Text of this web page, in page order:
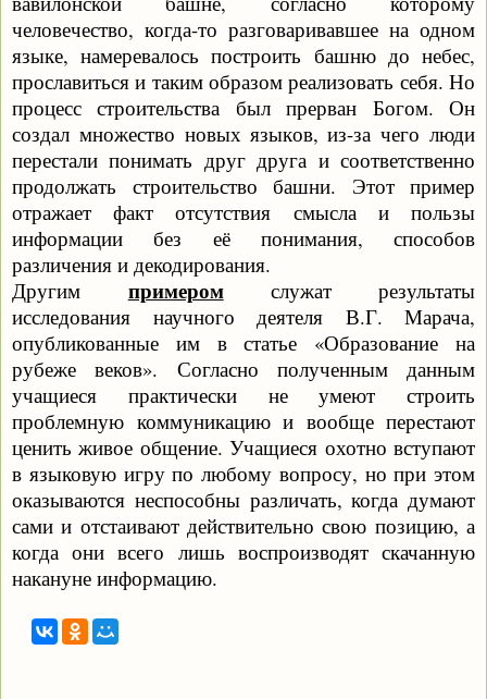
человечество, когда-то разговаривавшее на одном
языке, намеревалось построить башню до небес,
прославиться и таким образом реализовать себя. Но
процесс строительства был прерван Богом. Он
создал множество новых языков, из-за чего люди
перестали понимать друг друга и соответственно
продолжать строительство башни. Этот пример
отражает факт отсутствия смысла и пользы
информации без её понимания, способов
различения и декодирования.
Другим примеромслужат результаты
исследования научного деятеля В.Г. Марача,
опубликованные им в статье «Образование на
рубеже веков». Согласно полученным данным
учащиеся практически не умеют строить
проблемную коммуникацию и вообще перестают
ценить живое общение. Учащиеся охотно вступают
в языковую игру по любому вопросу, но при этом
оказываются неспособны различать, когда думают
сами и отстаивают действительно свою позицию, а
когда они всего лишь воспроизводят скачанную
накануне информацию.